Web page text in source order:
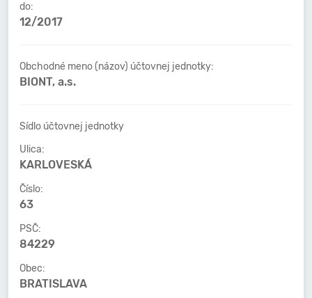
do:
12/2017
Obchodné meno (názov) účtovnej jednotky:
BIONT, a.s.
Sídlo účtovnej jednotky
Ulica:
KARLOVESKÁ
Číslo:
63
PSČ:
84229
Obec:
BRATISLAVA